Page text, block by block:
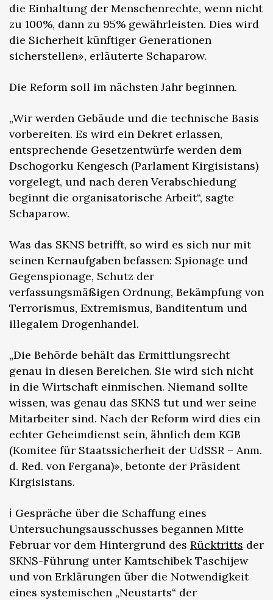
die Einhaltung der Menschenrechte, wenn nicht
zu 100%, dann zu 95% gewährleisten. Dies wird
die Sicherheit künftiger Generationen
sicherstellen», erläuterte Schaparow.
Die Reform soll im nächsten Jahr beginnen.
„Wir werden Gebäude und die technische Basis
vorbereiten. Es wird ein Dekret erlassen,
entsprechende Gesetzentwürfe werden dem
Dschogorku Kengesch (Parlament Kirgisistans)
vorgelegt, und nach deren Verabschiedung
beginnt die organisatorische Arbeit“, sagte
Schaparow.
Was das SKNS betrifft, so wird es sich nur mit
seinen Kernaufgaben befassen: Spionage und
Gegenspionage, Schutz der
verfassungsmäßigen Ordnung, Bekämpfung von
Terrorismus, Extremismus, Banditentum und
illegalem Drogenhandel.
„Die Behörde behält das Ermittlungsrecht
genau in diesen Bereichen. Sie wird sich nicht
in die Wirtschaft einmischen. Niemand sollte
wissen, was genau das SKNS tut und wer seine
Mitarbeiter sind. Nach der Reform wird dies ein
echter Geheimdienst sein, ähnlich dem KGB
(Komitee für Staatssicherheit der UdSSR – Anm.
d. Red. von Fergana)», betonte der Präsident
Kirgisistans.
ℹ️ Gespräche über die Schaffung eines
Untersuchungsausschusses begannen Mitte
Februar vor dem Hintergrund des Rücktritts der
SKNS-Führung unter Kamtschibek Taschijew
und von Erklärungen über die Notwendigkeit
eines systemischen „Neustarts“ der